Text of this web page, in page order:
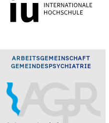
ARBEITSGEMEINSCHAFT
GEMEINDESPSYCHIATRIE